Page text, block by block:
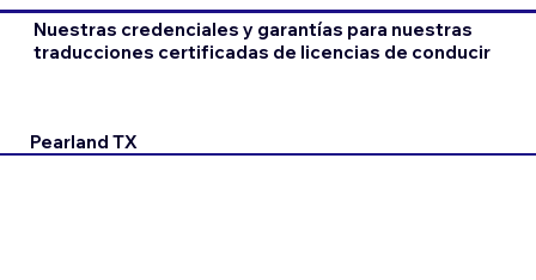
Nuestras credenciales y garantías para nuestras
traducciones certificadas de licencias de conducir
Pearland TX